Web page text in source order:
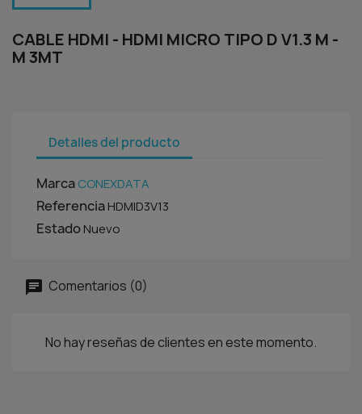
CABLE HDMI - HDMI MICRO TIPO D V1.3 M -
M 3MT
Detalles del producto
MarcaCONEXDATA
ReferenciaHDMID3V13
EstadoNuevo
Comentarios (0)
No hay reseñas de clientes en este momento.